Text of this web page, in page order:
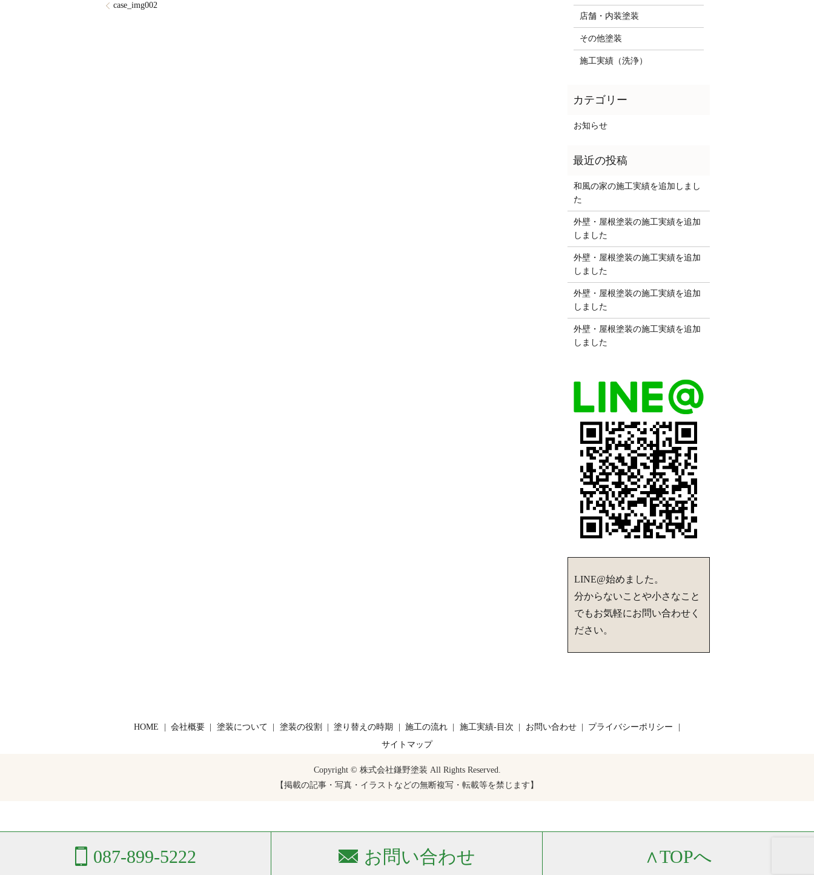
case_img002
店舗・内装塗装
その他塗装
施工実績（洗浄）
お知らせ
和風の家の施工実績を追加しまし
た
外壁・屋根塗装の施工実績を追加
しました
外壁・屋根塗装の施工実績を追加
しました
外壁・屋根塗装の施工実績を追加
しました
外壁・屋根塗装の施工実績を追加
しました
LINE@始めました。
分からないことや小さなこと
でもお気軽にお問い合わせく
ださい。
087-899-5222 お問い合わせ ∧TOPへ
HOME 会社概要 塗装について 塗装の役割 塗り替えの時期 施工の流れ 施工実績-目次 お問い合わせ
プライバシーポリシー
サイトマップ
Copyright © 株式会社鎌野塗装 All Rights Reserved.
【掲載の記事・写真・イラストなどの無断複写・転載等を禁じます】